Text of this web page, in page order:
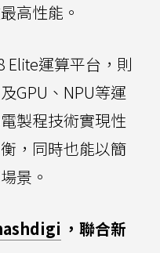
高性能。
Elite運算平台，則
GPU、NPU等運
製程技術實現性
，同時也能以簡
景。
，聯合新